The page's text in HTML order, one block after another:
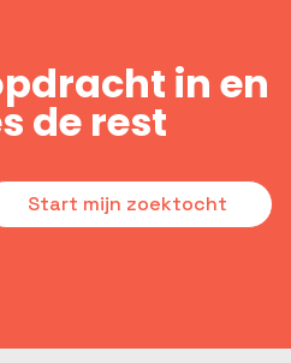
in en
de rest
Start mijn zoektocht